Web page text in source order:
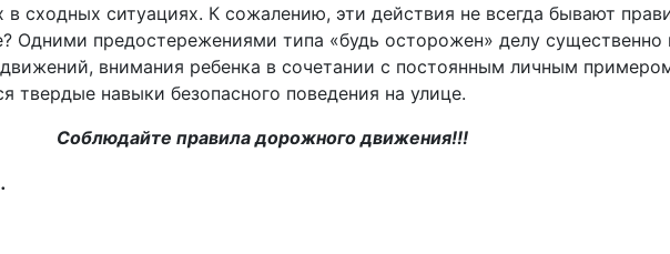
сходных ситуациях. К сожалению, эти действия не всегда бывают
Одними предостережениями типа «будь осторожен» делу
внимания ребенка в сочетании с постоянным личным
твердые навыки безопасного поведения на улице.
Соблюдайте правила дорожного движения!!!